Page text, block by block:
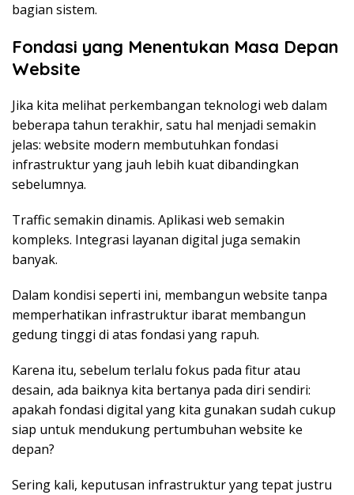
bagian sistem.
Fondasi yang Menentukan Masa Depan
Website
Jika kita melihat perkembangan teknologi web dalam
beberapa tahun terakhir, satu hal menjadi semakin
jelas: website modern membutuhkan fondasi
infrastruktur yang jauh lebih kuat dibandingkan
sebelumnya.
Traffic semakin dinamis. Aplikasi web semakin
kompleks. Integrasi layanan digital juga semakin
banyak.
Dalam kondisi seperti ini, membangun website tanpa
memperhatikan infrastruktur ibarat membangun
gedung tinggi di atas fondasi yang rapuh.
Karena itu, sebelum terlalu fokus pada fitur atau
desain, ada baiknya kita bertanya pada diri sendiri:
apakah fondasi digital yang kita gunakan sudah cukup
siap untuk mendukung pertumbuhan website ke
depan?
Sering kali, keputusan infrastruktur yang tepat justru